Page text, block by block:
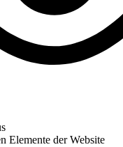
Elemente der Website